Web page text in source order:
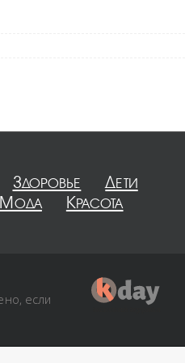
Здоровье
Дети
Мода Красота
если